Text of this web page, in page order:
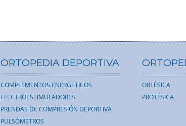
ORTOPEDIA DEPORTIVA
COMPLEMENTOS ENERGÉTICOS
ELECTROESTIMULADORES
PRENDAS DE COMPRESIÓN DEPORTIVA
PULSÓMETROS
ORTÉSICA
PROTÉSICA